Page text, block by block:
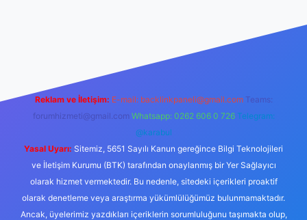
Reklam ve İletişim: E-mail: backlinkpaneli@gmail.com Teams:
forumhizmeti@gmail.com Whatsapp: 0262 606 0 726 Telegram:
@karabul
Yasal Uyarı: Sitemiz, 5651 Sayılı Kanun gereğince Bilgi Teknolojileri
ve İletişim Kurumu (BTK) tarafından onaylanmış bir Yer Sağlayıcı
olarak hizmet vermektedir. Bu nedenle, sitedeki içerikleri proaktif
olarak denetleme veya araştırma yükümlülüğümüz bulunmamaktadır.
Ancak, üyelerimiz yazdıkları içeriklerin sorumluluğunu taşımakta olup,